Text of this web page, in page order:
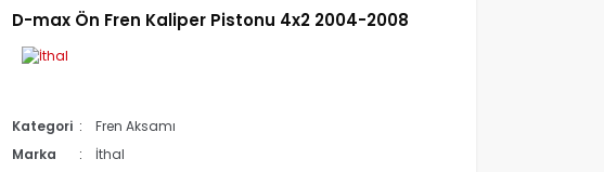
D-max Ön Fren Kaliper Pistonu 4x2 2004-2008
Kategori
Fren Aksamı
Marka
İthal